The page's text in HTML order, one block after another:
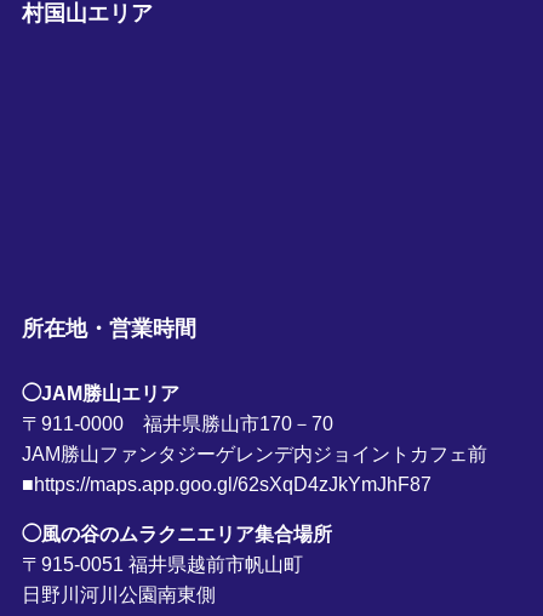
村国山エリア
所在地・営業時間
◯JAM勝山エリア
〒911-0000 福井県勝山市170－70
JAM勝山ファンタジーゲレンデ内ジョイントカフェ前
■https://maps.app.goo.gl/62sXqD4zJkYmJhF87
◯風の谷のムラクニエリア集合場所
〒915-0051 福井県越前市帆山町
日野川河川公園南東側